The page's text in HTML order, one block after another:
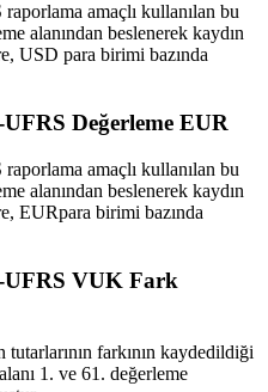
amaçlı kullanılan bu
alanından beslenerek kaydın
USD para birimi bazında
Değerleme EUR
amaçlı kullanılan bu
alanından beslenerek kaydın
EURpara birimi bazında
UFRS VUK Fark
farkının kaydedildiği
1. ve 61. değerleme